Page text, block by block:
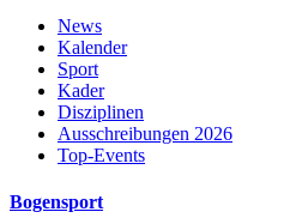
News
Kalender
Sport
Kader
Disziplinen
Ausschreibungen 2026
Top-Events
Bogensport